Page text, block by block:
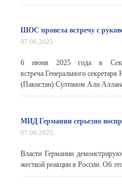
ШОС провела встречу с
07.06.2025
6 июня 2025 года в
встреча Генерального
(Пакистан) Султаном Али
МИД Германии серьезно
07.06.2025
Власти Германии
жесткой реакции в России. Об